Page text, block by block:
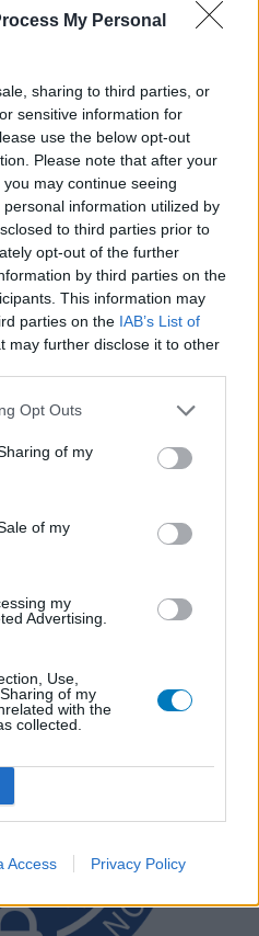
My Personal
sharing to third parties, or
sensitive information for
use the below opt-out
Please note that after your
may continue seeing
information utilized by
to third parties prior to
opt-out of the further
by third parties on the
This information may
parties on the IAB’s List of
may further disclose it to other
Opt Outs
of my
of my
my
Advertising.
Use,
of my
with the
collected.
Access Privacy Policy
sont écrites par les utilisateurs
avant d’être approuvés. Pour
De cette façon, les évaluations
fidèle des expériences propres
peuvent varier selon les
médical, il faut toujours prendre